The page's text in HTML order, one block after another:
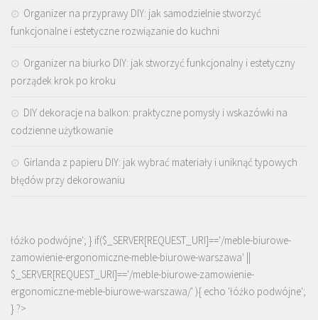
Organizer na przyprawy DIY: jak samodzielnie stworzyć
funkcjonalne i estetyczne rozwiązanie do kuchni
Organizer na biurko DIY: jak stworzyć funkcjonalny i estetyczny
porządek krok po kroku
DIY dekoracje na balkon: praktyczne pomysły i wskazówki na
codzienne użytkowanie
Girlanda z papieru DIY: jak wybrać materiały i uniknąć typowych
błędów przy dekorowaniu
łóżko podwójne'; } if($_SERVER[REQUEST_URI]=='/meble-biurowe-
zamowienie-ergonomiczne-meble-biurowe-warszawa' ||
$_SERVER[REQUEST_URI]=='/meble-biurowe-zamowienie-
ergonomiczne-meble-biurowe-warszawa/' ){ echo 'łóżko podwójne';
} ?>